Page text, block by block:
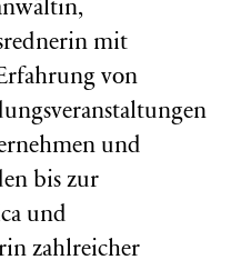
mit
von
und
bis zur
und
zahlreicher